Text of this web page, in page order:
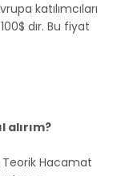
katılımcıları
dır. Bu fiyat
Teorik Hacamat